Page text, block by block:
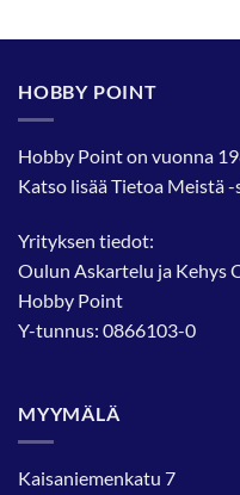
HOBBY POINT
Hobby Point on vuonna
Katso lisääTietoa Meistä-
Yrityksen tiedot:
Oulun Askartelu ja Kehys
Hobby Point
Y-tunnus: 0866103-0
MYYMÄLÄ
Kaisaniemenkatu 7